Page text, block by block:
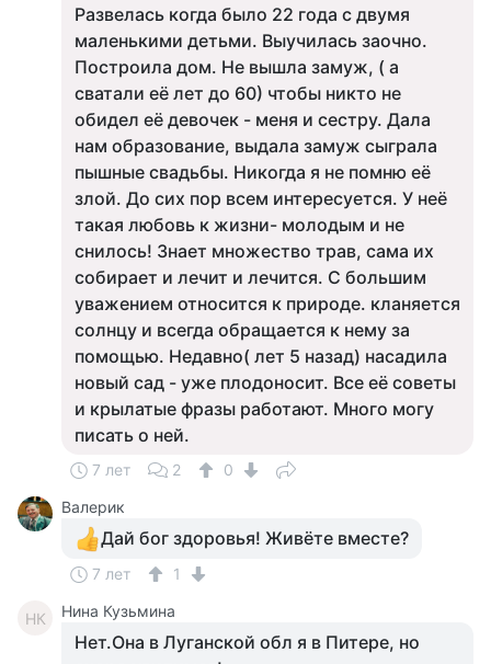
Развелась когда было 22 года с двумя
маленькими детьми. Выучилась заочно.
Построила дом. Не вышла замуж, ( а
сватали её лет до 60) чтобы никто не
обидел её девочек - меня и сестру. Дала
нам образование, выдала замуж сыграла
пышные свадьбы. Никогда я не помню её
злой. До сих пор всем интересуется. У неё
такая любовь к жизни- молодым и не
снилось! Знает множество трав, сама их
собирает и лечит и лечится. С большим
уважением относится к природе. кланяется
солнцу и всегда обращается к нему за
помощью. Недавно( лет 5 назад) насадила
новый сад - уже плодоносит. Все её советы
и крылатые фразы работают. Много могу
писать о ней.
7 лет 2
0
Валерик
Дай бог здоровья! Живёте вместе?
7 лет 1
НК Нина Кузьмина
Нет.Она в Луганской обл я в Питере, но